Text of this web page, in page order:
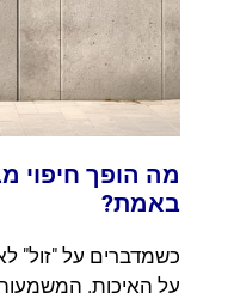
מה הופך חיפוי
באמת?
כשמדברים על "זול"
על האיכות.